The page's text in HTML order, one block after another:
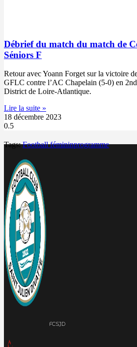
Débrief du match du match de
Séniors F
Retour avec Yoann Forget sur la victoire
GFLC contre l’AC Chapelain (5-0) en
District de Loire-Atlantique.
Lire la suite »
18 décembre 2023
Tags: Football fémininprogramme
FCSJD